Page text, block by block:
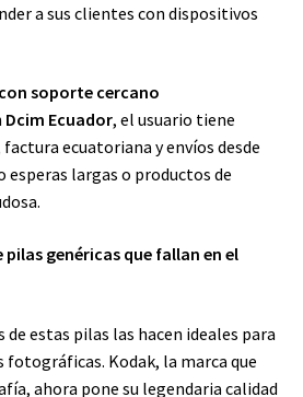
a sus clientes con dispositivos
soporte cercano
Dcim Ecuador, el usuario tiene
ecuatoriana y envíos desde
esperas largas o productos de
genéricas que fallan en el
estas pilas las hacen ideales para
fotográficas. Kodak, la marca que
ahora pone su legendaria calidad